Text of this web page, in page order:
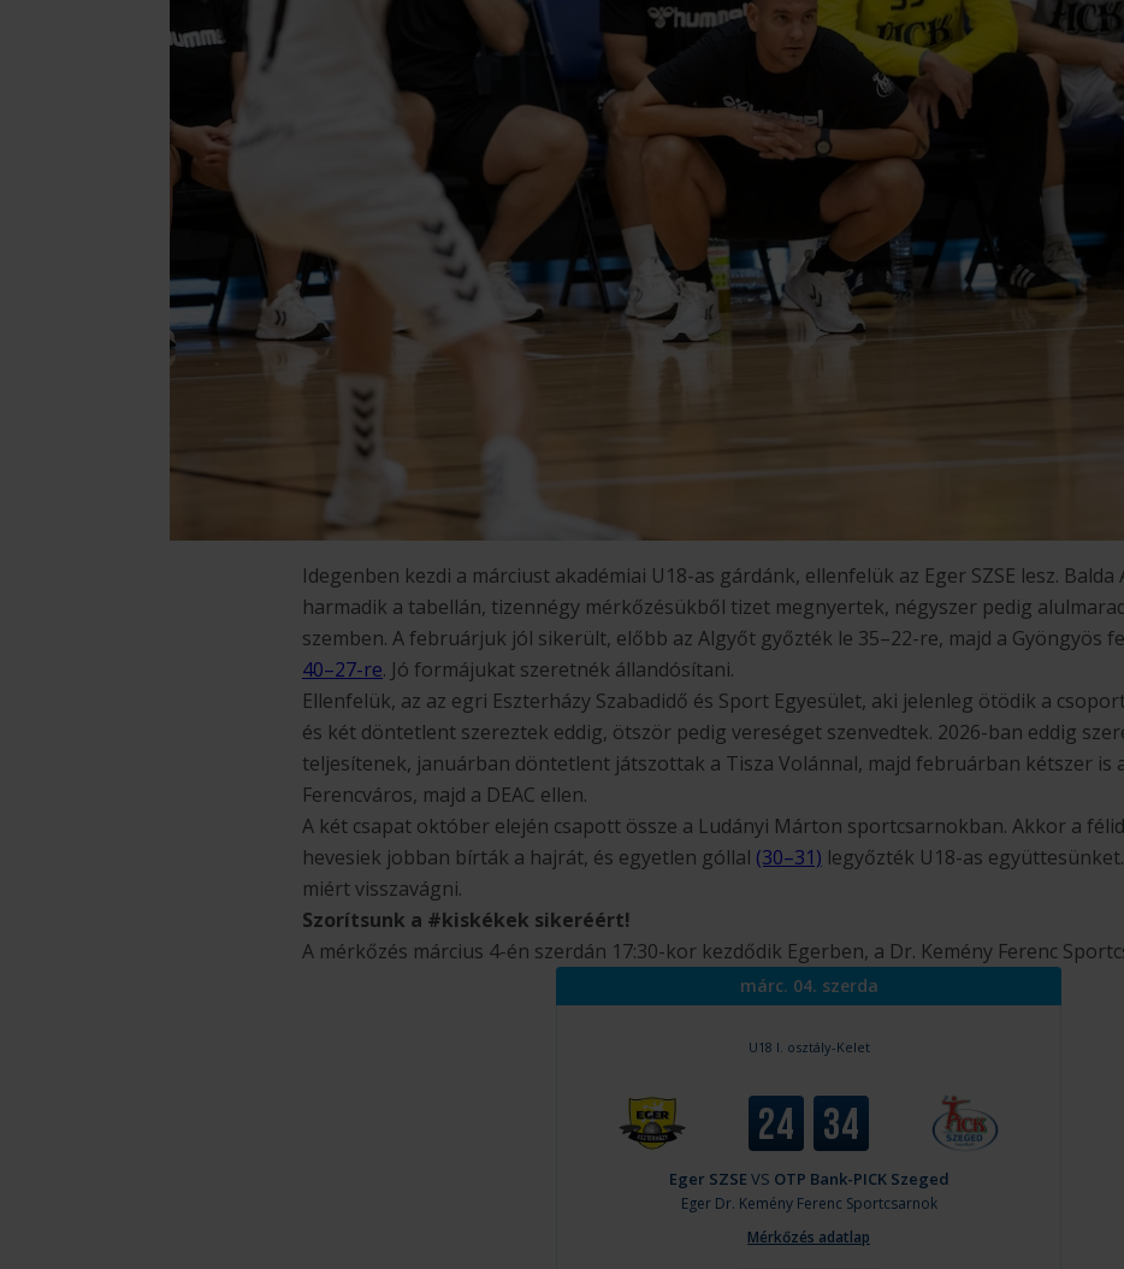
Idegenben kezdi a márciust akadémiai U18-as gárdánk, ellenfelük az Eger SZSE lesz. Balda
harmadik a tabellán, tizennégy mérkőzésükből tizet megnyertek, négyszer pedig
szemben. A februárjuk jól sikerült, előbb az Algyőt győzték le 35–22-re, majd a Gyöngyös
40–27-re. Jó formájukat szeretnék állandósítani.
Ellenfelük, az az egri Eszterházy Szabadidő és Sport Egyesület, aki jelenleg ötödik a
és két döntetlent szereztek eddig, ötször pedig vereséget szenvedtek. 2026-ban eddig
teljesítenek, januárban döntetlent játszottak a Tisza Volánnal, majd februárban kétszer is
Ferencváros, majd a DEAC ellen.
A két csapat október elején csapott össze a Ludányi Márton sportcsarnokban. Akkor a
hevesiek jobban bírták a hajrát, és egyetlen góllal (30–31) legyőzték U18-as
miért visszavágni.
Szorítsunk a #kiskékek sikeréért!
A mérkőzés március 4-én szerdán 17:30-kor kezdődik Egerben, a Dr. Kemény Ferenc
márc. 04. szerda
U18 I. osztály-Kelet
24 34
Eger SZSE VS OTP Bank-PICK Szeged
Eger Dr. Kemény Ferenc Sportcsarnok
Mérkőzés adatlap